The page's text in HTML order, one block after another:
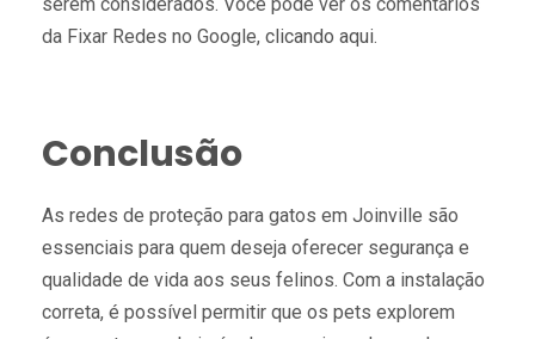
da Fixar Redes no Google, clicando aqui.
Conclusão
As redes de proteção para gatos em Joinville são
essenciais para quem deseja oferecer segurança e
qualidade de vida aos seus felinos. Com a instalação
correta, é possível permitir que os pets explorem